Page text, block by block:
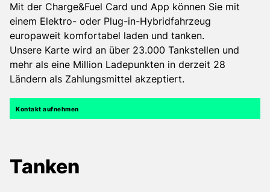
Mit der Charge&Fuel Card und App können Sie mit
einem Elektro- oder Plug-in-Hybridfahrzeug
europaweit komfortabel laden und tanken.
Unsere Karte wird an über 23.000 Tankstellen und
mehr als eine Million Ladepunkten in derzeit 28
Ländern als Zahlungsmittel akzeptiert.
Kontakt aufnehmen
Tanken